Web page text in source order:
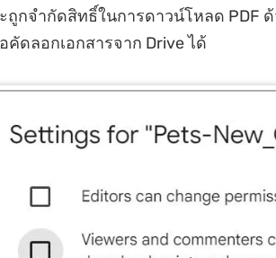
กจำกัดสิทธิ์ในการดาวน์โหลด PDF
คัดลอกเอกสารจาก Drive ได้